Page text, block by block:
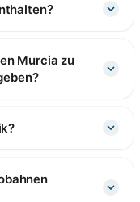
Murcia zu